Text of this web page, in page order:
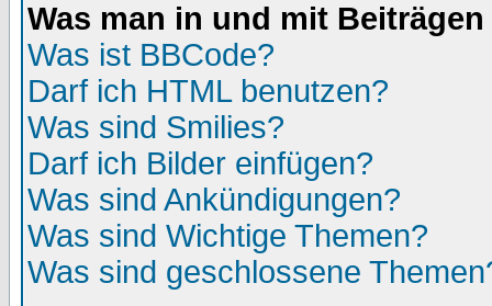
Was man in und mit
Was ist BBCode?
Darf ich HTML benutzen?
Was sind Smilies?
Darf ich Bilder einfügen?
Was sind Ankündigungen?
Was sind Wichtige Themen?
Was sind geschlossene